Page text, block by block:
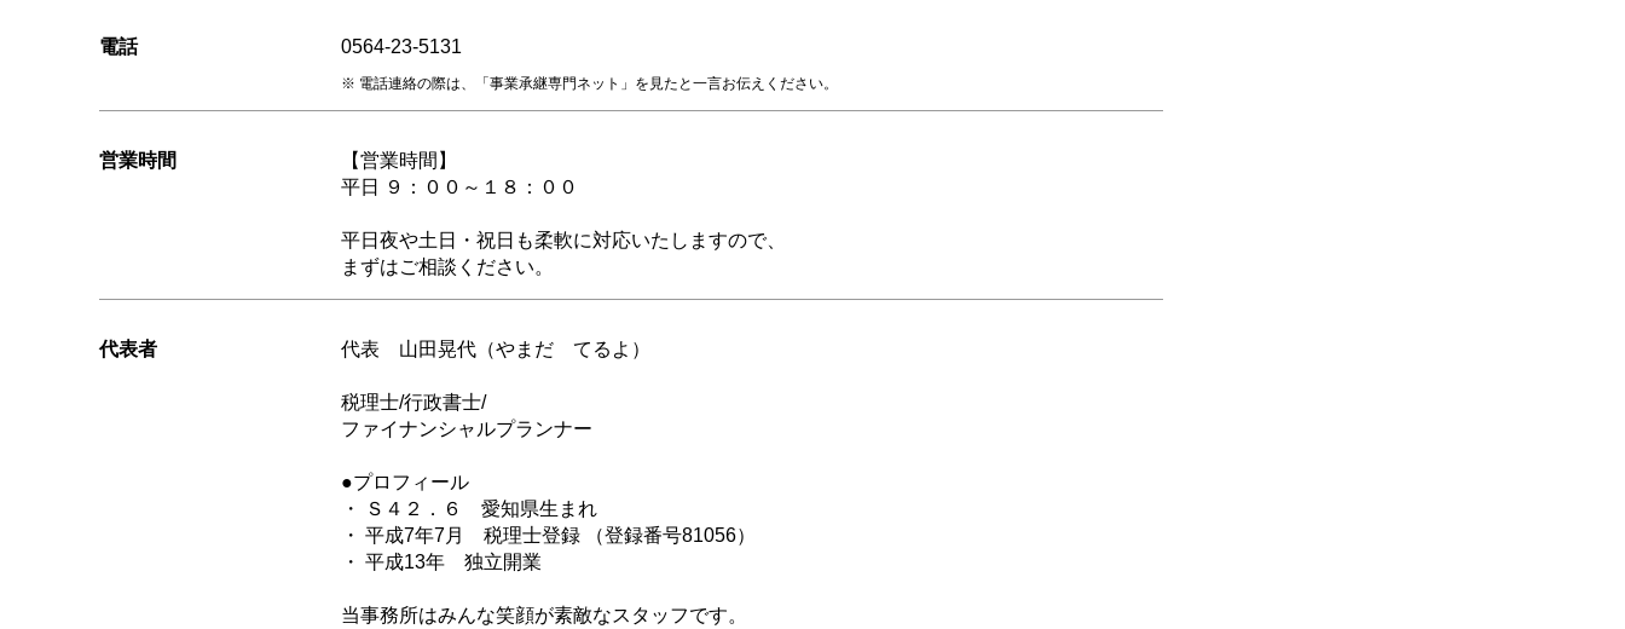
電話 0564-23-5131
電話連絡の際は、「事業承継専門ネット」を見たと一言お伝えください。
営業時間
【営業時間】
平日 ９：００～１８：００
平日夜や土日・祝日も柔軟に対応いたしますので、
まずはご相談ください。
代表者 代表 山田晃代（やまだ てるよ）
税理士/行政書士/
ファイナンシャルプランナー
●プロフィール
・ Ｓ４２．６ 愛知県生まれ
・ 平成7年7月 税理士登録 （登録番号81056）
・ 平成13年 独立開業
当事務所はみんな笑顔が素敵なスタッフです。